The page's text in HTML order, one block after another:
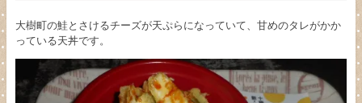
大樹町の鮭とさけるチーズが天ぷらになっていて、甘めのタレがかか
っている天丼です。